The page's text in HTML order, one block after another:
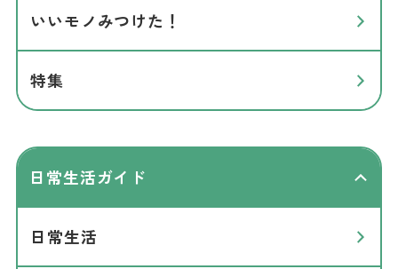
いいモノみつけた！
特集
日常生活ガイド
日常生活